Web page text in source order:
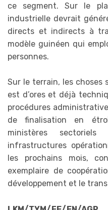
ce segment. Sur le
industrielle devrait
directs et indirects à
modèle guinéen qui
personnes.
Sur le terrain, les choses
est d’ores et déjà
procédures
de finalisation en
ministères sectoriels
infrastructures
les prochains mois,
exemplaire de
développement et le